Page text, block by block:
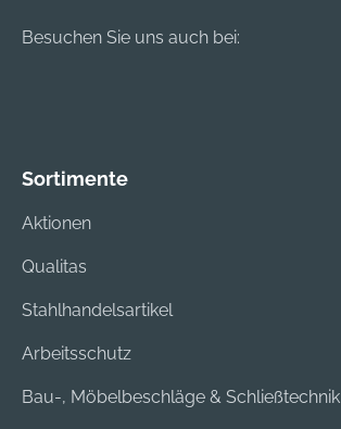
Besuchen Sie uns auch bei:
Sortimente
Aktionen
Qualitas
Stahlhandelsartikel
Arbeitsschutz
Bau-, Möbelbeschläge & Schließtechnik